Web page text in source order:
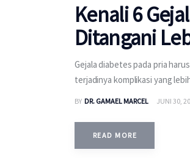
Kenali 6
Ditangani
Gejala diabetes pada pria
terjadinya komplikasi yang
BY DR. GAMAEL MARCEL JUNI 30,
READ MORE